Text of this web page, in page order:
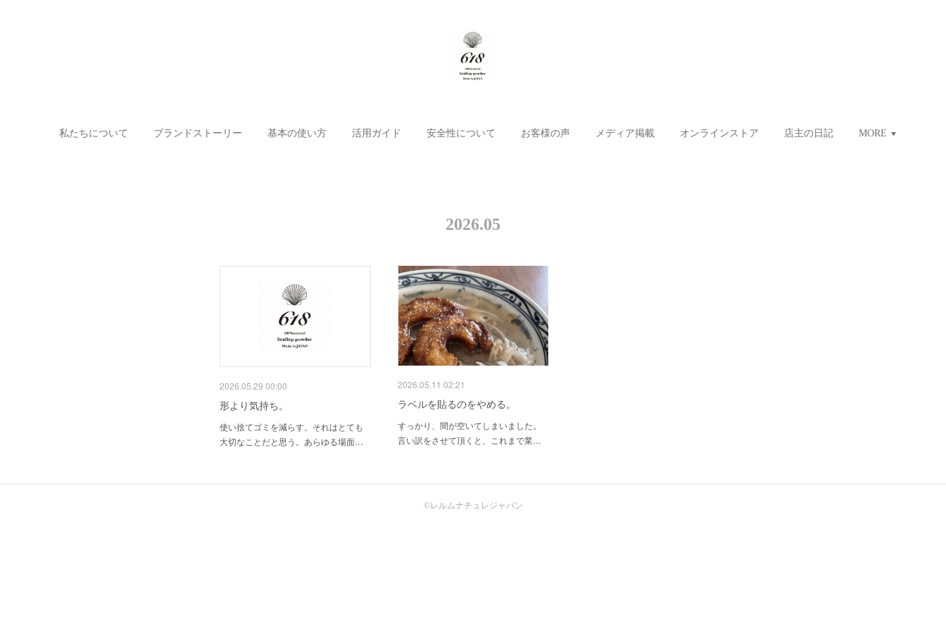
私たちについて ブランドストーリー 基本の使い方 活用ガイド 安全性について お客様の声 メディア掲載 オンラインストア 店主の日記 MORE
2026.05
2026.05.29 00:00
形より気持ち。
使い捨てゴミを減らす。それはとても
大切なことだと思う。あらゆる場面…
2026.05.11 02:21
ラベルを貼るのをやめる。
すっかり、間が空いてしまいました。
言い訳をさせて頂くと、これまで業…
©️レルムナチュレジャパン